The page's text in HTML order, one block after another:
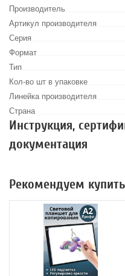
Производитель
Артикул производителя
Серия
Формат
Тип
Кол-во шт в упаковке
Линейка производителя
Страна
Инструкция,
документация
Рекомендуем купить